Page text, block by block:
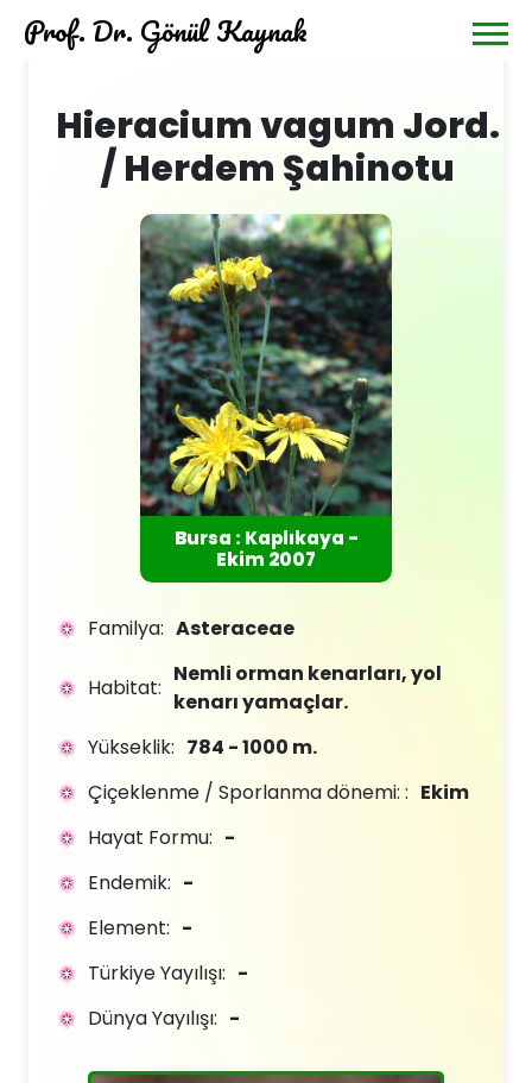
Prof. Dr. Gönül Kaynak
Hieracium vagum Jord.
/ Herdem Şahinotu
Bursa : Kaplıkaya -
Ekim 2007
Familya: Asteraceae
Habitat:
Nemli orman kenarları, yol
kenarı yamaçlar.
Yükseklik: 784 - 1000 m.
Çiçeklenme / Sporlanma dönemi: : Ekim
Hayat Formu: -
Endemik: -
Element: -
Türkiye Yayılışı: -
Dünya Yayılışı: -